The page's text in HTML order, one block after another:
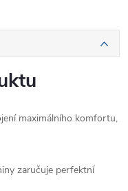
maximálního komfortu,
zaručuje perfektní